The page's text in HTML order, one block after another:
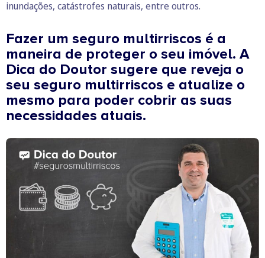
inundações, catástrofes naturais, entre outros.
Fazer um seguro multirriscos é a
maneira de proteger o seu imóvel. A
Dica do Doutor sugere que reveja o
seu seguro multirriscos e atualize o
mesmo para poder cobrir as suas
necessidades atuais.